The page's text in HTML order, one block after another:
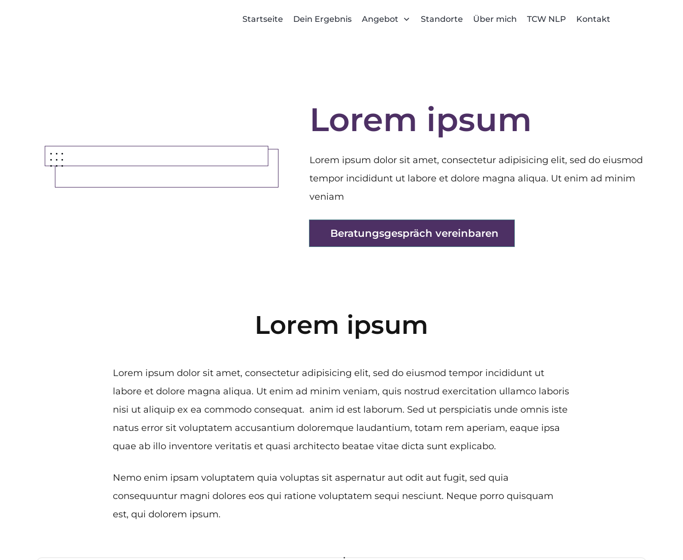
Startseite Dein Ergebnis Angebot Standorte Über mich TCW NLP Kontakt
Lorem ipsum
Lorem ipsum dolor sit amet, consectetur adipisicing elit, sed do eiusmod
tempor incididunt ut labore et dolore magna aliqua. Ut enim ad minim
veniam
Beratungsgespräch vereinbaren
Lorem ipsum
Lorem ipsum dolor sit amet, consectetur adipisicing elit, sed do eiusmod tempor incididunt ut
labore et dolore magna aliqua. Ut enim ad minim veniam, quis nostrud exercitation ullamco laboris
nisi ut aliquip ex ea commodo consequat. anim id est laborum. Sed ut perspiciatis unde omnis iste
natus error sit voluptatem accusantium doloremque laudantium, totam rem aperiam, eaque ipsa
quae ab illo inventore veritatis et quasi architecto beatae vitae dicta sunt explicabo.
Nemo enim ipsam voluptatem quia voluptas sit aspernatur aut odit aut fugit, sed quia
consequuntur magni dolores eos qui ratione voluptatem sequi nesciunt. Neque porro quisquam
est, qui dolorem ipsum.